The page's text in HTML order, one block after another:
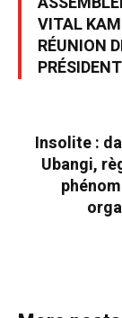
VITAL
RÉUNION
Insolite :
Ubangi,